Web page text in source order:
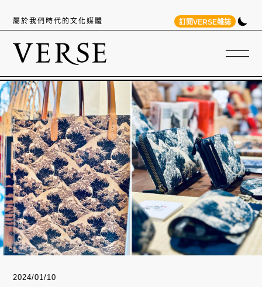
屬於我們時代的文化媒體 訂閱VERSE雜誌
2024/01/10